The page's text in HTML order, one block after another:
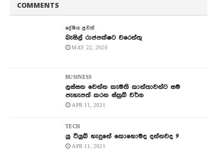
COMMENTS
දේශිය පුවත්
බැසිල් රාජපක්ෂට වරෙන්තු
MAY 22, 2026
BUSINESS
ලස්සන වෙන්න කැමති කාන්තාවන්ට සම
පැහැපත් කරන ස්ක්‍රබ් වර්ග
APR 11, 2021
TECH
යු ටියුබ් හැදුනේ කොහොමද දන්නවද ?
APR 11, 2021